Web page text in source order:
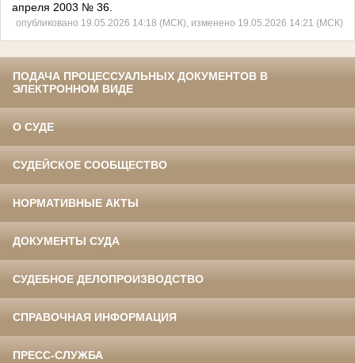
апреля 2003 № 36.
опубликовано 19.05.2026 14:18 (МСК), изменено 19.05.2026 14:21 (МСК)
ПОДАЧА ПРОЦЕССУАЛЬНЫХ ДОКУМЕНТОВ В
ЭЛЕКТРОННОМ ВИДЕ
О СУДЕ
СУДЕЙСКОЕ СООБЩЕСТВО
НОРМАТИВНЫЕ АКТЫ
ДОКУМЕНТЫ СУДА
СУДЕБНОЕ ДЕЛОПРОИЗВОДСТВО
СПРАВОЧНАЯ ИНФОРМАЦИЯ
ПРЕСС-СЛУЖБА